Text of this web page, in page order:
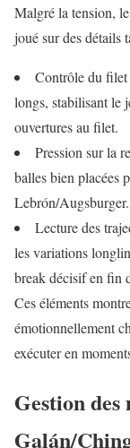
Malgré la tension,
joué sur des détails
Contrôle du filet
longs, stabilisant le
ouvertures au filet.
Pression sur la
balles bien placées
Lebrón/Augsburger.
Lecture des
les variations
break décisif en fin
Ces éléments
émotionnellement
exécuter en
Gestion
Galán/